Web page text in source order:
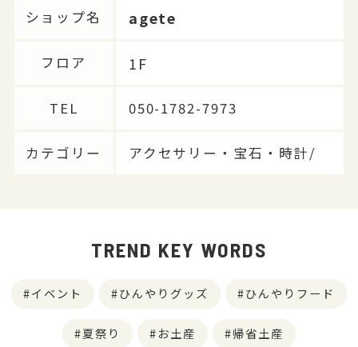
ショップ名 agete
フロア 1F
TEL 050-1782-7973
カテゴリー アクセサリー・宝石・時計/
TREND KEY WORDS
イベント ひんやりグッズ ひんやりフード
夏祭り お土産 帰省土産